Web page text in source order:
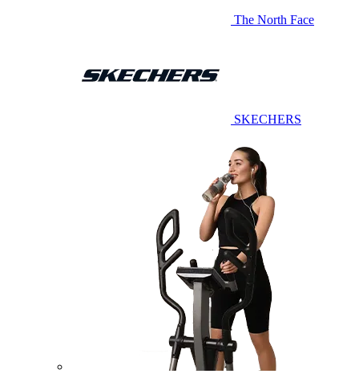
The North Face
SKECHERS